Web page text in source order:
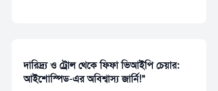
দারিদ্র্য ও ট্রোল থেকে ফিফা ভিআইপি চেয়ার:
আইশোস্পিড-এর অবিশ্বাস্য জার্নি!"